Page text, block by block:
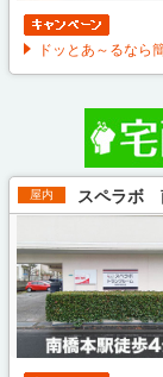
ドッとあ～るな
屋内 スペラボ